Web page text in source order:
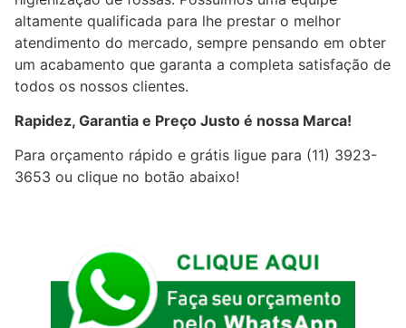
altamente qualificada para lhe prestar o melhor
atendimento do mercado, sempre pensando em obter
um acabamento que garanta a completa satisfação de
todos os nossos clientes.
Rapidez, Garantia e Preço Justo é nossa Marca!
Para orçamento rápido e grátis ligue para (11) 3923-
3653 ou clique no botão abaixo!